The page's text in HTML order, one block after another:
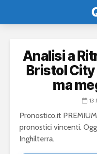
Analisi a
Bristol City
ma
13
Pronostico.it
pronostici vincenti.
Inghilterra.